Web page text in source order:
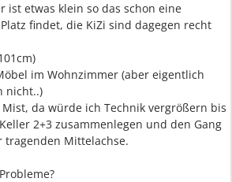
ist etwas klein so das schon eine
findet, die KiZi sind dagegen recht
im Wohnzimmer (aber eigentlich
nicht..)
da würde ich Technik vergrößern bis
2+3 zusammenlegen und den Gang
tragenden Mittelachse.